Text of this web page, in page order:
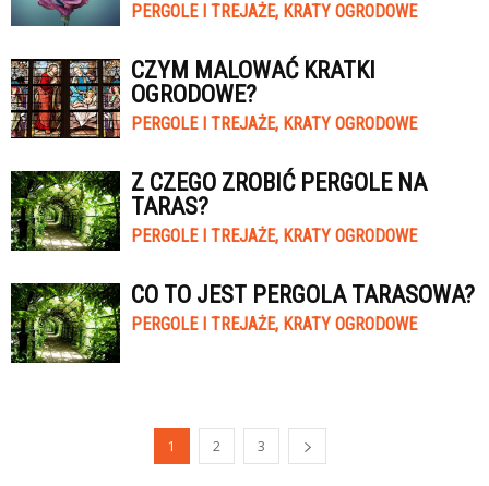
PERGOLE I TREJAŻE, KRATY OGRODOWE
CZYM MALOWAĆ KRATKI
OGRODOWE?
PERGOLE I TREJAŻE, KRATY OGRODOWE
Z CZEGO ZROBIĆ PERGOLE NA
TARAS?
PERGOLE I TREJAŻE, KRATY OGRODOWE
CO TO JEST PERGOLA TARASOWA?
PERGOLE I TREJAŻE, KRATY OGRODOWE
1 2 3